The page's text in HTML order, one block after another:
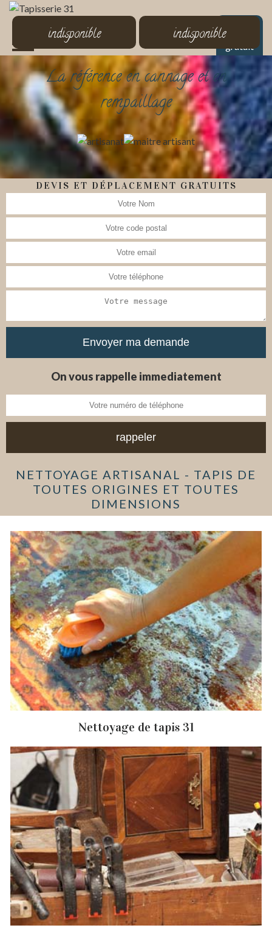
Devis
gratuit
indisponible indisponible
La référence en cannage et en
rempaillage
DEVIS ET DÉPLACEMENT GRATUITS
On vous rappelle immediatement
NETTOYAGE ARTISANAL - TAPIS DE
TOUTES ORIGINES ET TOUTES
DIMENSIONS
Nettoyage de tapis 31